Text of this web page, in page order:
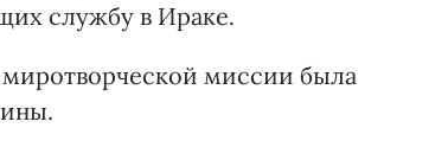
службу в Ираке.
миротворческой миссии была